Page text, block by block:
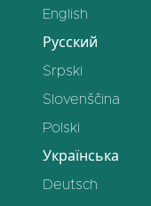
English
Русский
Srpski
Slovenščina
Polski
Українська
Deutsch